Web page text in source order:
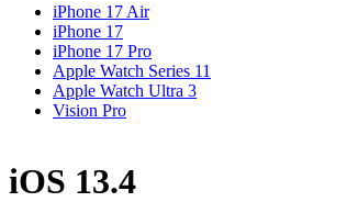
iPhone 17 Air
iPhone 17
iPhone 17 Pro
Apple Watch Series 11
Apple Watch Ultra 3
Vision Pro
iOS 13.4